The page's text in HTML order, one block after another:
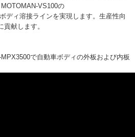
VS100の
ディ溶接ラインを実現します。生産性向
献します。
で自動車ボディの外板および内板